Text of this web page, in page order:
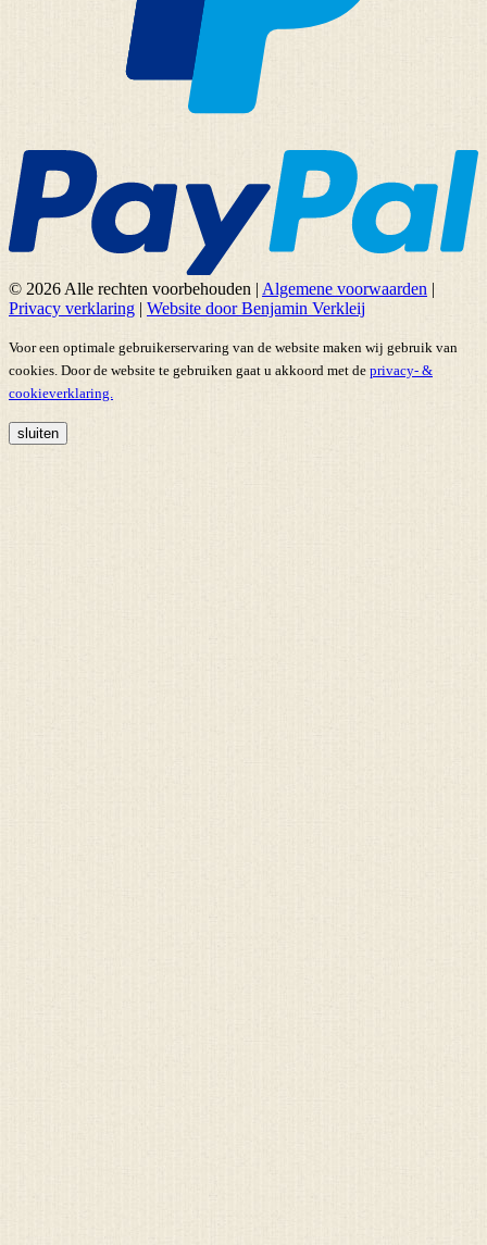
© 2026 Alle rechten voorbehouden | Algemene voorwaarden |
Privacy verklaring | Website door Benjamin Verkleij
Voor een optimale gebruikerservaring van de website maken wij gebruik van
cookies. Door de website te gebruiken gaat u akkoord met de privacy- &
cookieverklaring.
sluiten